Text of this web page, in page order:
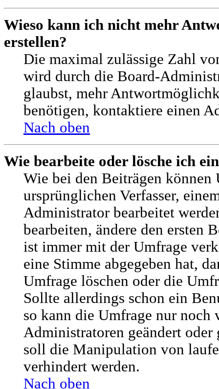
Wieso kann ich nicht mehr
erstellen?
Die maximal zulässige Zahl
wird durch die Board-
glaubst, mehr
benötigen, kontaktiere einen
Nach oben
Wie bearbeite oder lösche ich
Wie bei den Beiträgen können
ursprünglichen Verfasser,
Administrator bearbeitet
bearbeiten, ändere den ersten
ist immer mit der Umfrage
eine Stimme abgegeben hat,
Umfrage löschen oder die
Sollte allerdings schon ein
so kann die Umfrage nur noch
Administratoren geändert oder
soll die Manipulation von
verhindert werden.
Nach oben